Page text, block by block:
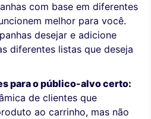
com base em diferentes
melhor para você.
desejar e adicione
diferentes listas que deseja
para o público-alvo certo:
de clientes que
ao carrinho, mas não